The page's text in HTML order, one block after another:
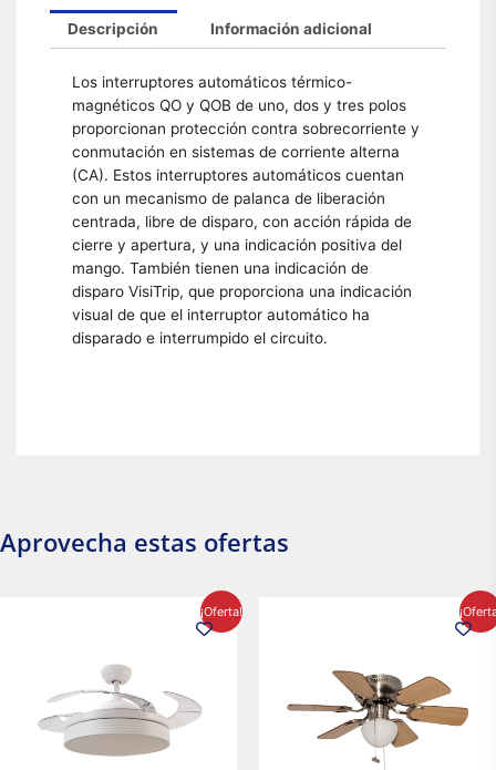
Descripción Información adicional
Los interruptores automáticos térmico-
magnéticos QO y QOB de uno, dos y tres polos
proporcionan protección contra sobrecorriente y
conmutación en sistemas de corriente alterna
(CA). Estos interruptores automáticos cuentan
con un mecanismo de palanca de liberación
centrada, libre de disparo, con acción rápida de
cierre y apertura, y una indicación positiva del
mango. También tienen una indicación de
disparo VisiTrip, que proporciona una indicación
visual de que el interruptor automático ha
disparado e interrumpido el circuito.
Aprovecha estas ofertas
¡Oferta!
$2,986.97.
precio
actual
$1,450.23.
precio
actual